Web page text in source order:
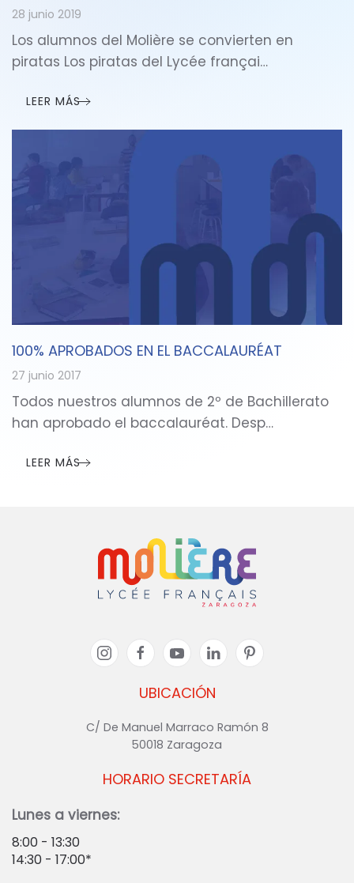
28 junio 2019
Los alumnos del Molière se convierten en
piratas Los piratas del Lycée françai…
LEER MÁS
100% APROBADOS EN EL BACCALAURÉAT
27 junio 2017
Todos nuestros alumnos de 2º de Bachillerato
han aprobado el baccalauréat. Desp…
LEER MÁS
UBICACIÓN
C/ De Manuel Marraco Ramón 8
50018 Zaragoza
HORARIO SECRETARÍA
Lunes a viernes:
8:00 - 13:30
14:30 - 17:00*